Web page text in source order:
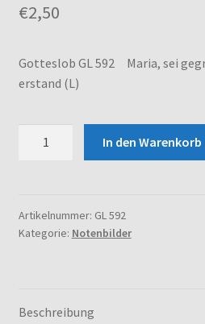
Versand und Zahlungsbedingungen
Warenkorb
€2,50
Gotteslob GL 592 Maria, sei
erstand (L)
sei
gegrüßt...
Grab
In den Warenkorb
Artikelnummer: GL 592
Kategorie: Notenbilder
Beschreibung